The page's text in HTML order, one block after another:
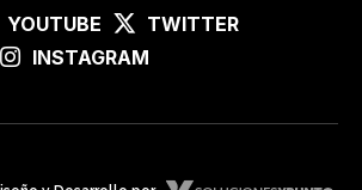
YOUTUBE
TWITTER
INSTAGRAM